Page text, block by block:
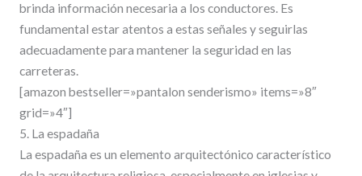
brinda información necesaria a los conductores. Es
fundamental estar atentos a estas señales y seguirlas
adecuadamente para mantener la seguridad en las
carreteras.
[amazon bestseller=»pantalon senderismo» items=»8″
grid=»4″]
5. La espadaña
La espadaña es un elemento arquitectónico característico